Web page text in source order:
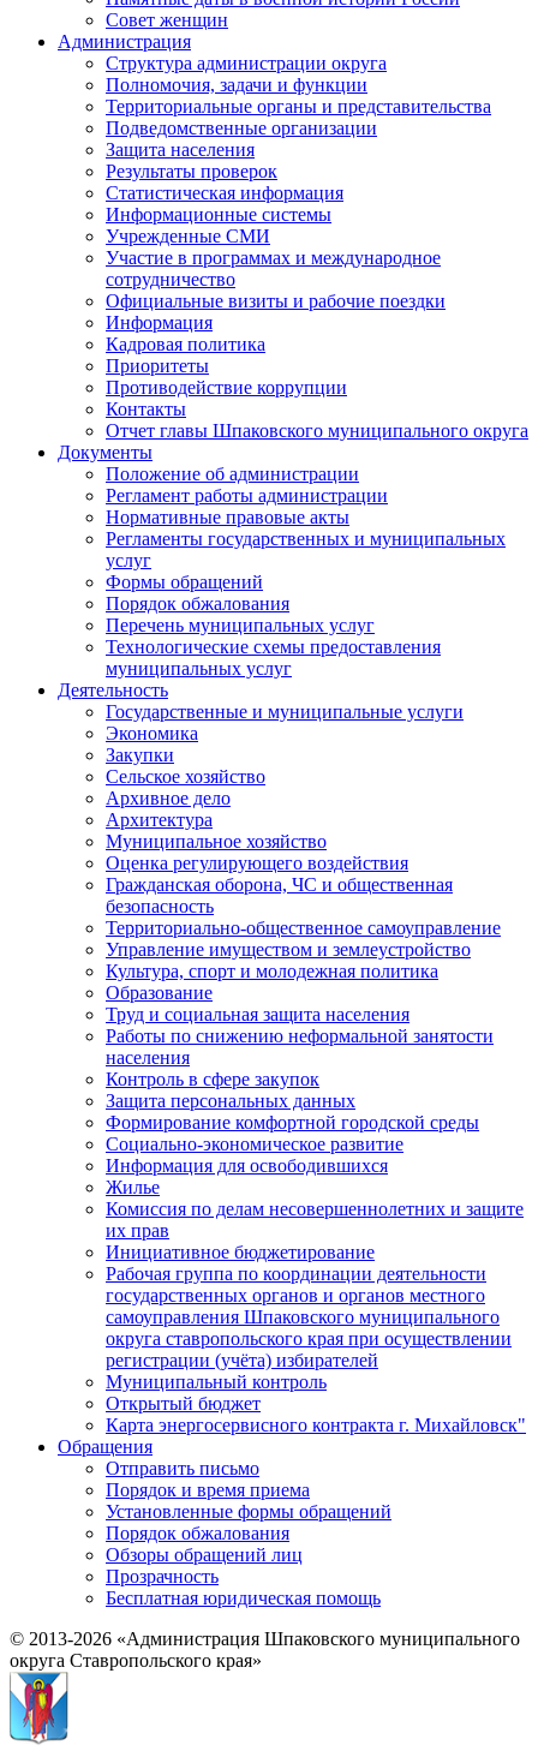
Совет женщин
Администрация
Структура администрации округа
Полномочия, задачи и функции
Территориальные органы и представительства
Подведомственные организации
Защита населения
Результаты проверок
Статистическая информация
Информационные системы
Учрежденные СМИ
Участие в программах и международное
сотрудничество
Официальные визиты и рабочие поездки
Информация
Кадровая политика
Приоритеты
Противодействие коррупции
Контакты
Отчет главы Шпаковского муниципального округа
Документы
Положение об администрации
Регламент работы администрации
Нормативные правовые акты
Регламенты государственных и муниципальных
услуг
Формы обращений
Порядок обжалования
Перечень муниципальных услуг
Технологические схемы предоставления
муниципальных услуг
Деятельность
Государственные и муниципальные услуги
Экономика
Закупки
Сельское хозяйство
Архивное дело
Архитектура
Муниципальное хозяйство
Оценка регулирующего воздействия
Гражданская оборона, ЧС и общественная
безопасность
Территориально-общественное самоуправление
Управление имуществом и землеустройство
Культура, спорт и молодежная политика
Образование
Труд и социальная защита населения
Работы по снижению неформальной занятости
населения
Контроль в сфере закупок
Защита персональных данных
Формирование комфортной городской среды
Социально-экономическое развитие
Информация для освободившихся
Жилье
Комиссия по делам несовершеннолетних и защите
их прав
Инициативное бюджетирование
Рабочая группа по координации деятельности
государственных органов и органов местного
самоуправления Шпаковского муниципального
округа ставропольского края при осуществлении
регистрации (учёта) избирателей
Муниципальный контроль
Открытый бюджет
Карта энергосервисного контракта г. Михайловск"
Обращения
Отправить письмо
Порядок и время приема
Установленные формы обращений
Порядок обжалования
Обзоры обращений лиц
Прозрачность
Бесплатная юридическая помощь
© 2013-2026 «Администрация Шпаковского муниципального
округа Ставропольского края»